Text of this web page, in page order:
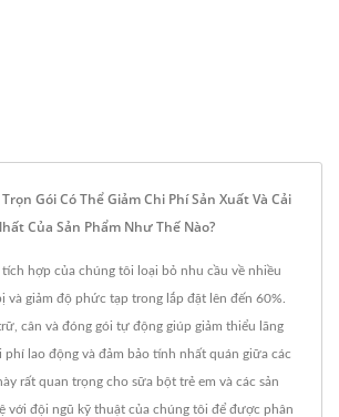
Gói Có Thể Giảm Chi Phí Sản Xuất Và Cải
Của Sản Phẩm Như Thế Nào?
tích hợp của chúng tôi loại bỏ nhu cầu về nhiều
và giảm độ phức tạp trong lắp đặt lên đến 60%.
cân và đóng gói tự động giúp giảm thiểu lãng
phí lao động và đảm bảo tính nhất quán giữa các
rất quan trọng cho sữa bột trẻ em và các sản
với đội ngũ kỹ thuật của chúng tôi để được phân